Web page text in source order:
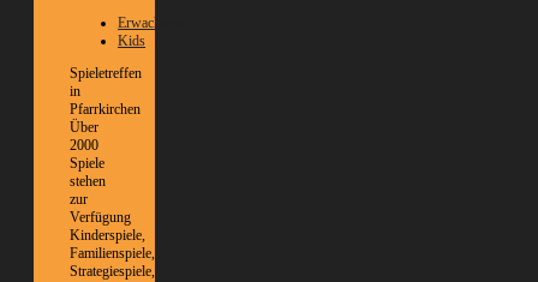
Erwachsene
Kids
Spieletreffen
in
Pfarrkirchen
Über
2000
Spiele
stehen
zur
Verfügung
Kinderspiele,
Familienspiele,
Strategiespiele,